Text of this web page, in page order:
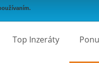
Top Inzeráty